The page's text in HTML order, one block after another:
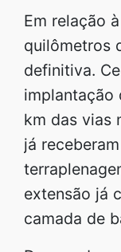
Em relação
quilômetros
definitiva.
implantação
km das vias
já
extensão já
camada de